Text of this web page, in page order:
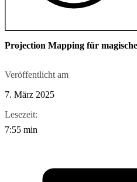
Projection Mapping für
Veröffentlicht am
7. März 2025
Lesezeit:
7:55 min